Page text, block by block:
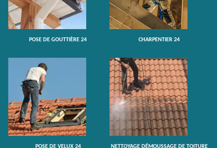
POSE DE GOUTTIÈRE 24 CHARPENTIER 24
POSE DE VELUX 24
NETTOYAGE DÉMOUSSAGE DE TOITURE